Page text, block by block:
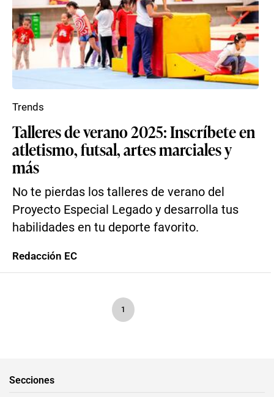
Talleres de verano 2025: Inscríbete en
atletismo, futsal, artes marciales y
más
No te pierdas los talleres de verano del
Proyecto Especial Legado y desarrolla tus
habilidades en tu deporte favorito.
Trends
Redacción EC
1
Secciones